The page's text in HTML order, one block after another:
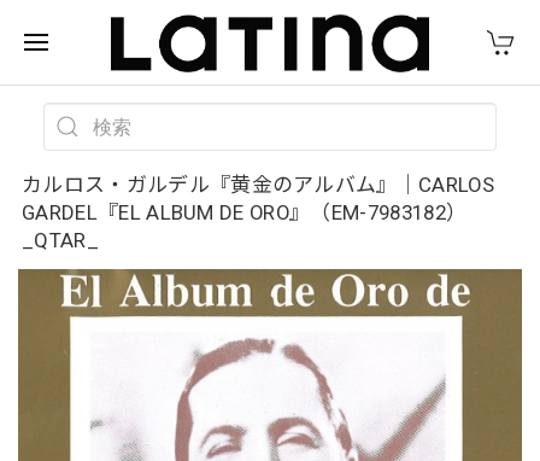
カルロス・ガルデル『黄金のアルバム』｜CARLOS
GARDEL『EL ALBUM DE ORO』（EM-7983182）
_QTAR_